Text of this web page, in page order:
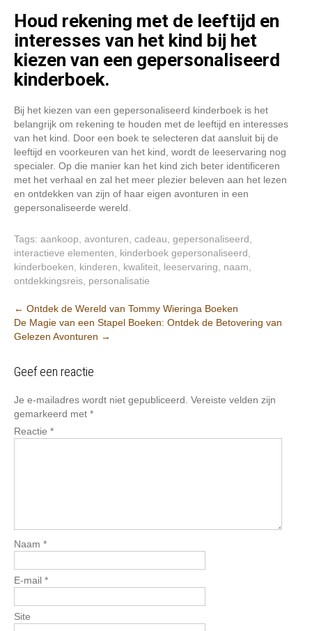
Houd rekening met de leeftijd en
interesses van het kind bij het
kiezen van een gepersonaliseerd
kinderboek.
Bij het kiezen van een gepersonaliseerd kinderboek is het
belangrijk om rekening te houden met de leeftijd en interesses
van het kind. Door een boek te selecteren dat aansluit bij de
leeftijd en voorkeuren van het kind, wordt de leeservaring nog
specialer. Op die manier kan het kind zich beter identificeren
met het verhaal en zal het meer plezier beleven aan het lezen
en ontdekken van zijn of haar eigen avonturen in een
gepersonaliseerde wereld.
Tags: aankoop avonturen cadeau gepersonaliseerd
interactieve elementen
kinderboek gepersonaliseerd
kinderboeken
kinderen kwaliteit leeservaring naam
ontdekkingsreis personalisatie
Post
navigation
← Ontdek de Wereld van Tommy Wieringa Boeken
De Magie van een Stapel Boeken: Ontdek de Betovering van
Gelezen Avonturen →
Geef een reactie
Je e-mailadres wordt niet gepubliceerd. Vereiste velden zijn
gemarkeerd met *
Reactie *
Naam *
E-mail *
Site